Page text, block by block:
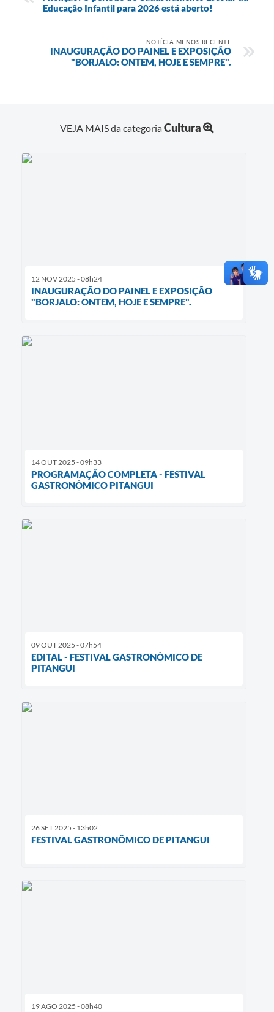
Educação Infantil para 2026 está aberto!
NOTÍCIA MENOS RECENTE
INAUGURAÇÃO DO PAINEL E EXPOSIÇÃO
"BORJALO: ONTEM, HOJE E SEMPRE".
VEJA MAIS da categoriaCultura
12 NOV 2025 - 08h24
INAUGURAÇÃO DO PAINEL E EXPOSIÇÃO
"BORJALO: ONTEM, HOJE E SEMPRE".
14 OUT 2025 - 09h33
PROGRAMAÇÃO COMPLETA - FESTIVAL
GASTRONÔMICO PITANGUI
09 OUT 2025 - 07h54
EDITAL - FESTIVAL GASTRONÔMICO DE
PITANGUI
26 SET 2025 - 13h02
FESTIVAL GASTRONÔMICO DE PITANGUI
19 AGO 2025 - 08h40